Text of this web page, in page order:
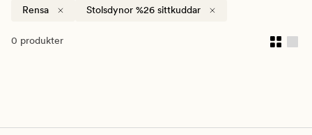
Rensa Stolsdynor %26 sittkuddar
0 produkter